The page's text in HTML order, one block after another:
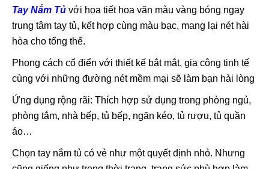
Tay Nắm Tủ với họa tiết hoa văn màu vàng bóng ngay
trung tâm tay tủ, kết hợp cùng màu bạc, mang lại nét hài
hòa cho tổng thể.
Phong cách cổ điển với thiết kế bắt mắt, gia công tinh tế
cùng với những đường nét mềm mại sẽ làm bạn hài lòng
Ứng dụng rộng rãi: Thích hợp sử dụng trong phòng ngủ,
phòng tắm, nhà bếp, tủ bếp, ngăn kéo, tủ rượu, tủ quần
áo…
Chọn tay nắm tủ có vẻ như một quyết định nhỏ. Nhưng